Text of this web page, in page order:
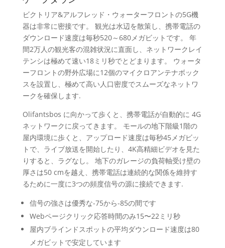
ビクトリア&アルフレッド・ウォーターフロントの5G機
器は非常に密接です。 観光は水辺を散策し、携帯電話の
ダウンロード速度は毎秒520～680メガビットです。 年
間2万人の観光客の混雑状況に直面し、ネットワークレイ
テンシは極めて速い18ミリ秒でとどまります。 ウォータ
ーフロントの野外広場に12個のマイクロアンテナボック
スを設置し、極めて高い人口密度でスムーズなネットワ
ークを確保します.
Olifantsbos に向かって歩くと、携帯電話が自動的に 4G
ネットワークに戻ってきます。 モールの地下階級1階の
屋内環境に歩くと、アップロード速度は毎秒45メガビッ
トで、ライブ放送を開始したり、4K高精細ビデオを見た
りすると、ラグなし。 地下のガレージの負荷軸受け壁の
厚さは50 cmを越え、携帯電話は連続的な関係を維持す
るために一度に3つの頻度信号の源に接続できます.
信号の強さは優秀な-75から-85の間です
Webページクリック応答時間のみ15〜22ミリ秒
屋内ブラインドスポットの平均ダウンロード速度は80
メガビットで安定しています